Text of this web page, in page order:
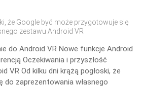
że Google być może przygotowuje się
zestawu Android VR
do Android VR Nowe funkcje Android
Oczekiwania i przyszłość
VR Od kilku dni krążą pogłoski, że
do zaprezentowania własnego